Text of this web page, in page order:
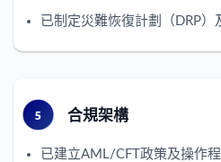
已制定災難恢復計劃（DRP）
合規架構
已建立AML/CFT政策及操作